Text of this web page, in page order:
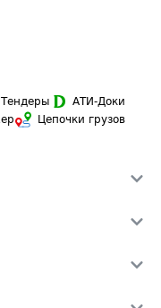
Тендеры
АТИ-Доки
Цепочки грузов